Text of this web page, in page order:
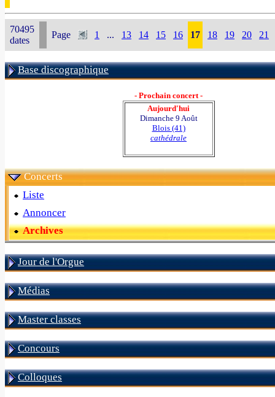
70495
dates
Page 1 ... 13 14 15 16 17 18 19 20 21
Base discographique
- Prochain concert -
Aujourd'hui
Dimanche 9 Août
Blois (41)
cathédrale
Concerts
Liste
Annoncer
Archives
Jour de l'Orgue
Médias
Master classes
Concours
Colloques